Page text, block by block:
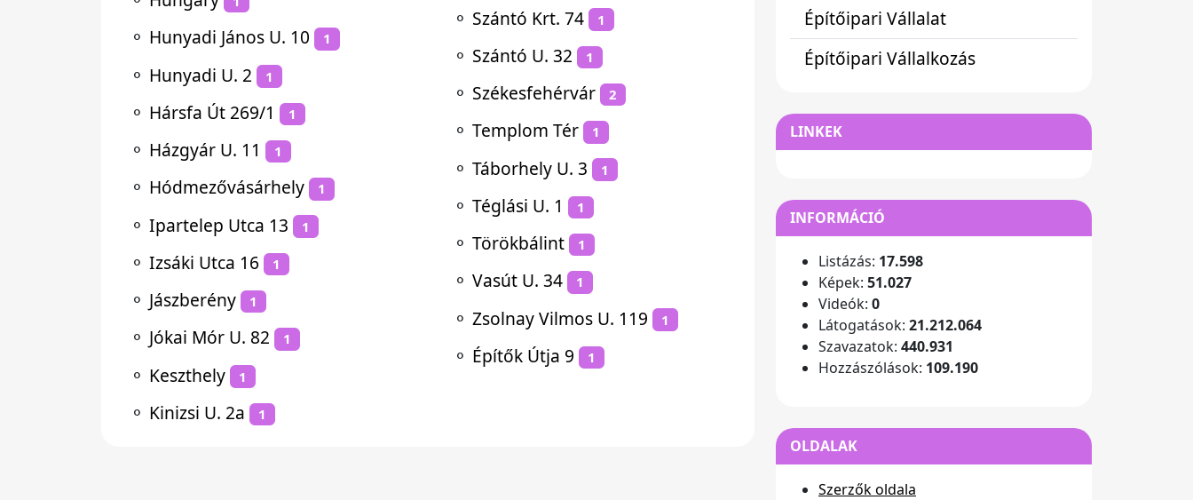
⚬ Hunyadi János U. 10 1
⚬ Hunyadi U. 2 1
⚬ Hársfa Út 269/1 1
⚬ Házgyár U. 11 1
⚬ Hódmezővásárhely 1
⚬ Ipartelep Utca 13 1
⚬ Izsáki Utca 16 1
⚬ Jászberény 1
⚬ Jókai Mór U. 82 1
⚬ Keszthely 1
⚬ Kinizsi U. 2a 1
⚬ Szántó Krt. 74 1
⚬ Szántó U. 32 1
⚬ Székesfehérvár 2
⚬ Templom Tér 1
⚬ Táborhely U. 3 1
⚬ Téglási U. 1 1
⚬ Törökbálint 1
⚬ Vasút U. 34 1
⚬ Zsolnay Vilmos U. 119 1
⚬ Építők Útja 9 1
Építőipari Vállalat
Építőipari Vállalkozás
LINKEK
INFORMÁCIÓ
Listázás: 17.598
Képek: 51.027
Videók: 0
Látogatások: 21.212.064
Szavazatok: 440.931
Hozzászólások: 109.190
OLDALAK
Szerzők oldala